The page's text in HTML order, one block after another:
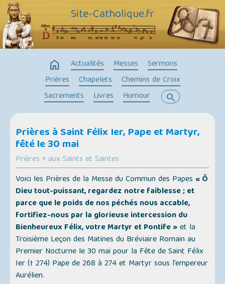
Site-Catholique.fr
home Actualités Messes
Sermons
Prières
Chapelets
Chemins de Croix
Sacrements
Livres Humour search
Prières à Saint Félix Ier, Pape et Martyr,
fêté le 30 mai
Prières > aux Saints et Saintes
Voici les Prières de la Messe du Commun des Papes « Ô
Dieu tout-puissant, regardez notre faiblesse ; et
parce que le poids de nos péchés nous accable,
fortifiez-nous par la glorieuse intercession du
Bienheureux Félix, votre Martyr et Pontife »et la
Troisième Leçon des Matines du Bréviaire Romain au
Premier Nocturne le 30 mai pour la Fête de Saint Félix
Ier († 274) Pape de 268 à 274 et Martyr sous l’empereur
Aurélien.